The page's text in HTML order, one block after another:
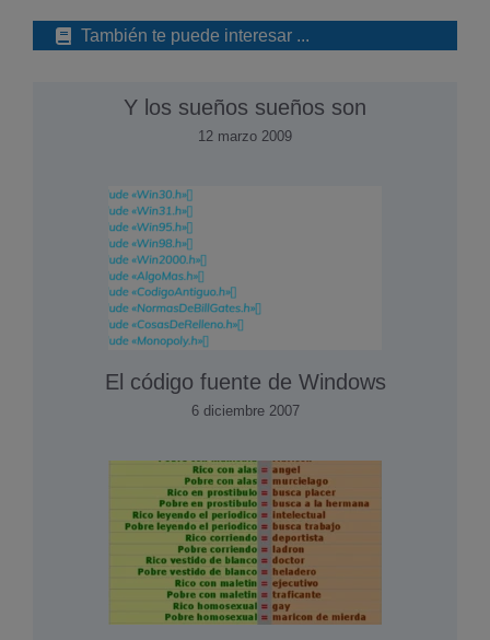
También te puede interesar ...
Y los sueños sueños son
12 marzo 2009
El código fuente de Windows
6 diciembre 2007